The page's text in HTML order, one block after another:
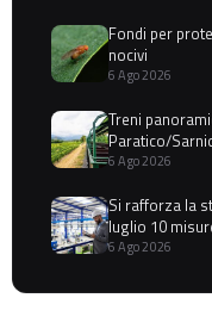
Fondi per
nocivi
6 Ago 2026
Treni
Paratico/
6 Ago 2026
Si rafforza la
luglio 10
6 Ago 2026